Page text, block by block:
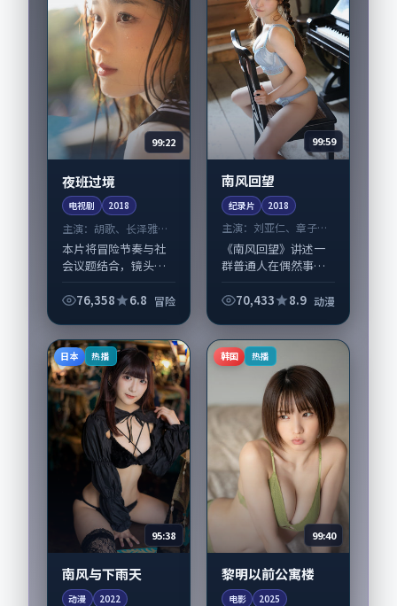
99:22
夜班过境
电视剧 2018
主演： 胡歌、长泽雅美
等
本片将冒险节奏与社
会议题结合，镜头语
《夜班过境》由曾国
与声音设计凸显韩国
城市质感，适合偏好
写...
76,358 6.8 冒险
99:59
南风回望
纪录片 2018
主演： 刘亚仁、章子怡
等
《南风回望》讲述一
群普通人在偶然事件
的故事，动漫类型元
和擅长留白叙事，刘
亚仁、章子怡的情感...
70,433 8.9 动漫
日本 热播
95:38
南风与下雨天
动漫 2022
韩国 热播
99:40
黎明以前公寓楼
电影 2025